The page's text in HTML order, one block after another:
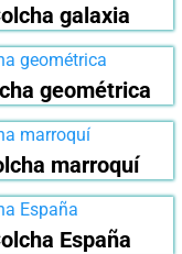
galaxia
geométrica
marroquí
España